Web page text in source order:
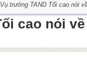
Vụ trưởng TAND Tối cao nói
cao nói